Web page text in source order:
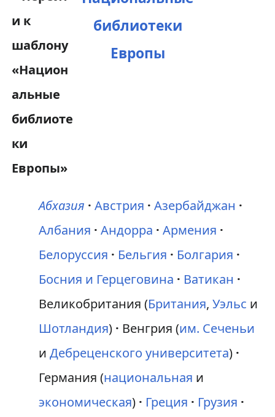
библиотеки
Европы
Абхазия Австрия
Азербайджан
Албания
Андорра
Армения
Белоруссия
Бельгия
Болгария
Босния и Герцеговина
Ватикан
Великобритания (Британия, Уэльс и
Шотландия) Венгрия (им. Сеченьи
и Дебреценского университета)
Германия (национальная и
экономическая) Греция
Грузия